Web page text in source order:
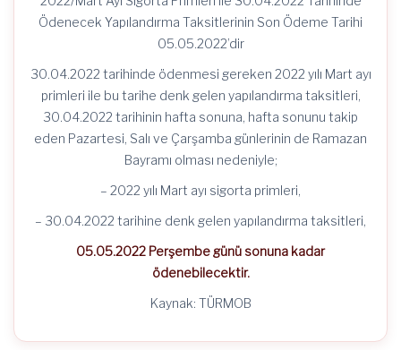
Ödenecek Yapılandırma Taksitlerinin Son Ödeme Tarihi
05.05.2022’dir
30.04.2022 tarihinde ödenmesi gereken 2022 yılı Mart ayı
primleri ile bu tarihe denk gelen yapılandırma taksitleri,
30.04.2022 tarihinin hafta sonuna, hafta sonunu takip
eden Pazartesi, Salı ve Çarşamba günlerinin de Ramazan
Bayramı olması nedeniyle;
– 2022 yılı Mart ayı sigorta primleri,
– 30.04.2022 tarihine denk gelen yapılandırma taksitleri,
05.05.2022 Perşembe günü sonuna kadar
ödenebilecektir.
Kaynak: TÜRMOB